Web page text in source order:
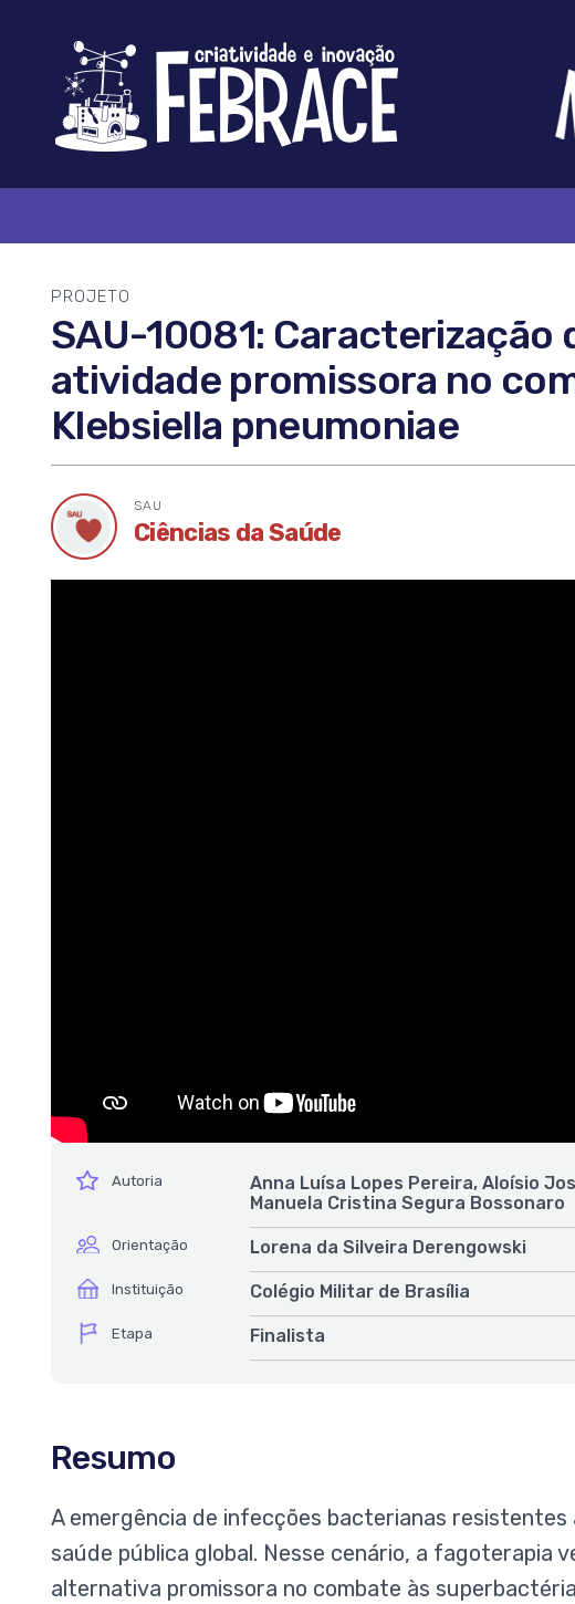
Logo
FEBRACE
de
PROJETO
SAU-10081:
atividade promissora no
Klebsiella pneumoniae
Ícone SAU
Ciências da Saúde
íconeAutoria
Anna Luísa Lopes Pereira, Aloísio
Manuela Cristina Segura Bossonaro
íconeOrientação
Lorena da Silveira Derengowski
íconeInstituição
Colégio Militar de Brasília
íconeEtapa Finalista
Resumo
A emergência de infecções bacterianas
saúde pública global. Nesse cenário, a fagoterapia
alternativa promissora no combate às